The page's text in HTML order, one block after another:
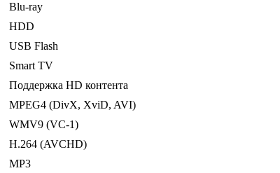
Blu-ray
HDD
USB Flash
Smart TV
Поддержка HD контента
MPEG4 (DivX, XviD, AVI)
WMV9 (VC-1)
H.264 (AVCHD)
MP3